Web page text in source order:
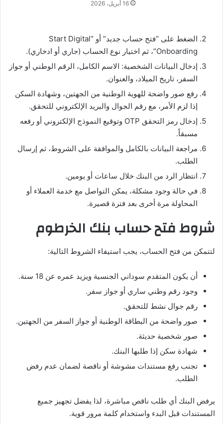
16 أبريل، 2026
الضغط على “فتح حساب جديد” أو “Start Digital
Onboarding”، ثم اختيار نوع الحساب (جاري أو ادخاري).
إدخال البيانات الشخصية: الاسم الكامل، الرقم الوطني أو جواز
السفر، تاريخ الميلاد، والعنوان.
رفع صور واضحة للهوية الوطنية من الجهتين، وشهادة السكن
إذا لزم الأمر، مع رقم الجوال والبريد الإلكتروني للتحقق.
إدخال رمز التحقق OTP وتوقيع النموذج الإلكتروني أو رفعه
مسبقاً.
مراجعة البيانات بالكامل والموافقة على الشروط، ثم إرسال
الطلب.
انتظار الرد من البنك خلال ساعات أو يومين.
في حالة وجود مشكلة، يمكن التواصل مع خدمة العملاء أو
المحاولة مرة أخرى بعد فترة قصيرة.
شروط فتح حساب بنك الخرطوم
لتتمكن من فتح الحساب، يجب استيفاء الشروط التالية:
أن يكون المتقدم سوداني الجنسية ويزيد عمره عن 18 سنة.
وجود رقم وطني ساري أو جواز سفر.
رقم جوال نشط للتحقق.
صور واضحة من البطاقة الوطنية أو جواز السفر من الجهتين.
صور شخصية حديثة.
شهادة سكن إذا طلبها البنك.
تجنب رفع مستندات مشوشة أو ناقصة لضمان عدم رفض
الطلب.
يرفض البنك أي طلب ناقص مباشرة، لذا يفضل تجهيز جميع
المستندات قبل البدء واستخدام كلمة مرور قوية.